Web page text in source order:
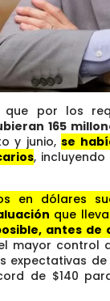
que por los
165
y junio,se
,
en dólares
que
antes de
mayor control
expectativas
de $140